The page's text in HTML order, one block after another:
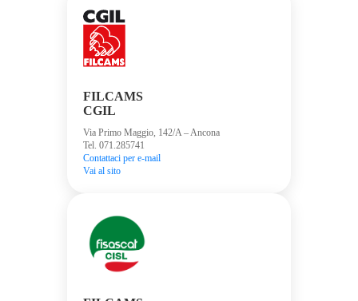
FILCAMS
CGIL
Via Primo Maggio, 142/A – Ancona
Tel. 071.285741
Contattaci per e-mail
Vai al sito